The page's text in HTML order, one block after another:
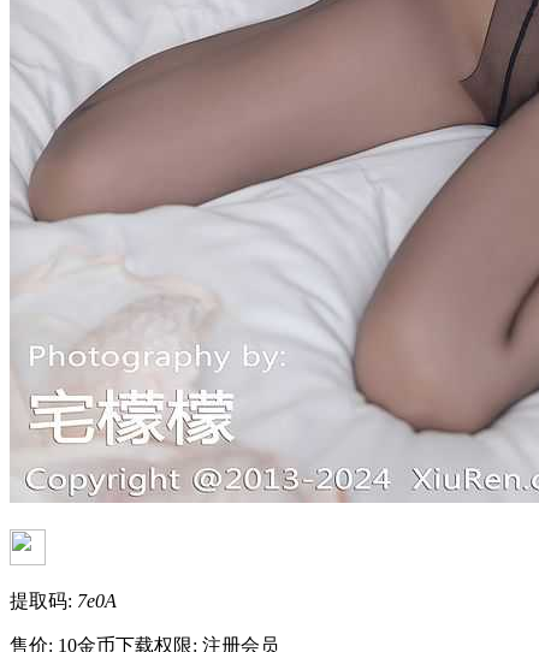
提取码: 7e0A
售价: 10金币下载权限: 注册会员